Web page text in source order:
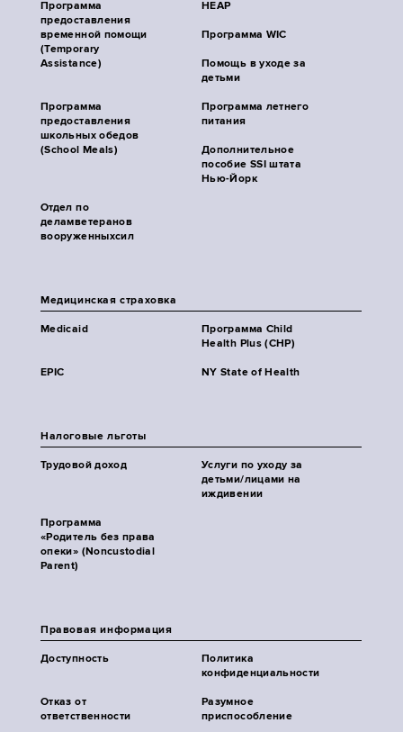
Программа
предоставления
временной помощи
(Temporary
Assistance)
HEAP
Программа WIC
Помощь в уходе за
детьми
Программа
предоставления
школьных обедов
(School Meals)
Программа летнего
питания
Дополнительное
пособие SSI штата
Нью-Йорк
Отдел по
деламветеранов
вооруженныхсил
Медицинская страховка
Medicaid
Программа Child
Health Plus (CHP)
EPIC NY State of Health
Налоговые льготы
Трудовой доход
Услуги по уходу за
детьми/лицами на
иждивении
Программа
«Родитель без права
опеки» (Noncustodial
Parent)
Правовая информация
Доступность
Политика
конфиденциальности
Отказ от
ответственности
Разумное
приспособление